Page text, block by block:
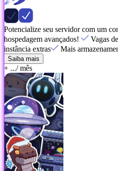
Potencialize seu servidor com um
hospedagem avançados!
Vagas
instância extras
Mais
Saiba mais
+ .../ mês